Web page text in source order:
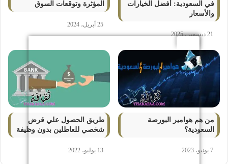
في السعودية: أفضل الخيارات
والأسعار
21 ديسمبر، 2025
المؤثرة وتوقعات السوق
25 أبريل، 2024
من هم هوامير البورصة
السعودية؟
7 يونيو، 2023
طريق الحصول علي قرض
شخصي للعاطلين بدون وظيفة
13 يوليو، 2022